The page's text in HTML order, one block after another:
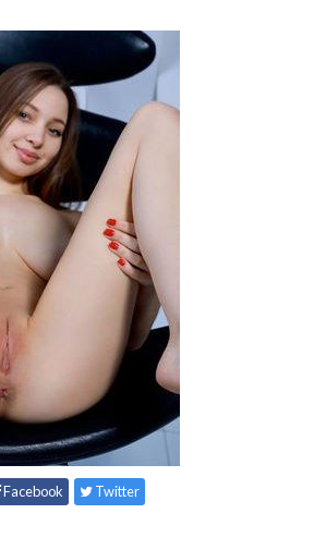
Facebook Twitter